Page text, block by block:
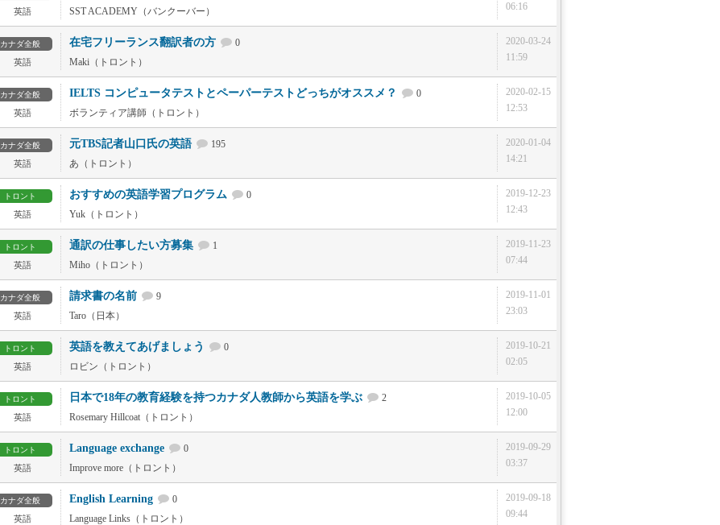
英語
06:16
SST ACADEMY（バンクーバー）
カナダ全般
英語
2020-03-24
11:59
在宅フリーランス翻訳者の方
0
Maki（トロント）
カナダ全般
英語
2020-02-15
12:53
IELTS コンピュータテストとペーパーテストどっちがオススメ？
0
ボランティア講師（トロント）
カナダ全般
英語
2020-01-04
14:21
元TBS記者山口氏の英語
195
あ（トロント）
トロント
英語
2019-12-23
12:43
おすすめの英語学習プログラム
0
Yuk（トロント）
トロント
英語
2019-11-23
07:44
通訳の仕事したい方募集
1
Miho（トロント）
カナダ全般
英語
2019-11-01
23:03
請求書の名前
9
Taro（日本）
トロント
英語
2019-10-21
02:05
英語を教えてあげましょう
0
ロビン（トロント）
トロント
英語
2019-10-05
12:00
日本で18年の教育経験を持つカナダ人教師から英語を学ぶ
2
Rosemary Hillcoat（トロント）
トロント
英語
2019-09-29
03:37
Language exchange
0
Improve more（トロント）
カナダ全般
英語
2019-09-18
09:44
English Learning
0
Language Links（トロント）